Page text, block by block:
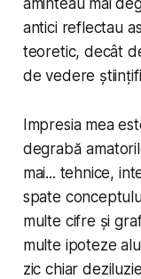
antici reflectau
teoretic, decât
de vedere
Impresia mea
degrabă
mai... tehnice,
spate
multe cifre și
multe ipoteze
zic chiar